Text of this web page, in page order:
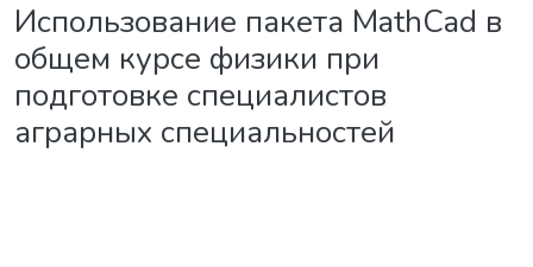
Использование пакета MathCad в
общем курсе физики при
подготовке специалистов
аграрных специальностей